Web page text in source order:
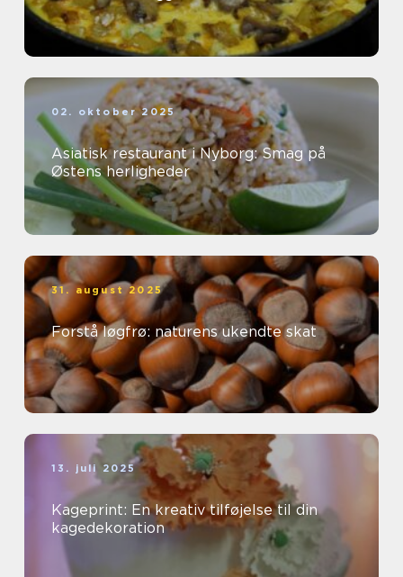
02. oktober 2025
Asiatisk restaurant i Nyborg: Smag på
Østens herligheder
31. august 2025
Forstå løgfrø: naturens ukendte skat
13. juli 2025
Kageprint: En kreativ tilføjelse til din
kagedekoration